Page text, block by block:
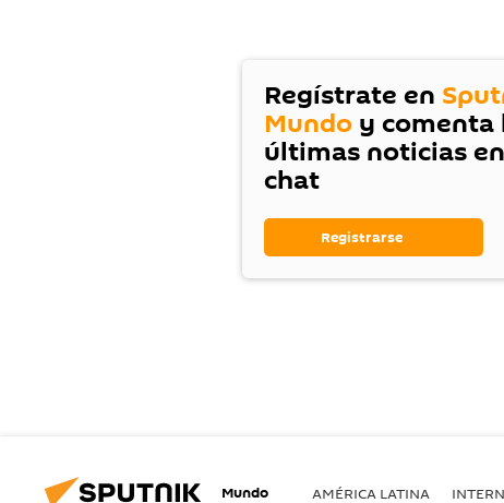
Regístrate en
Mundo y comenta
últimas noticias
chat
Registrarse
Mundo AMÉRICA LATINA